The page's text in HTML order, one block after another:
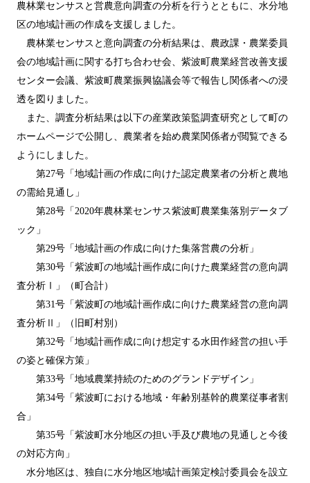
農林業センサスと営農意向調査の分析を行うとともに、水分地
区の地域計画の作成を支援しました。
農林業センサスと意向調査の分析結果は、農政課・農業委員
会の地域計画に関する打ち合わせ会、紫波町農業経営改善支援
センター会議、紫波町農業振興協議会等で報告し関係者への浸
透を図りました。
また、調査分析結果は以下の産業政策監調査研究として町の
ホームページで公開し、農業者を始め農業関係者が閲覧できる
ようにしました。
第27号「地域計画の作成に向けた認定農業者の分析と農地
の需給見通し」
第28号「2020年農林業センサス紫波町農業集落別データブ
ック」
第29号「地域計画の作成に向けた集落営農の分析」
第30号「紫波町の地域計画作成に向けた農業経営の意向調
査分析Ⅰ」（町合計）
第31号「紫波町の地域計画作成に向けた農業経営の意向調
査分析Ⅱ」（旧町村別）
第32号「地域計画作成に向け想定する水田作経営の担い手
の姿と確保方策」
第33号「地域農業持続のためのグランドデザイン」
第34号「紫波町における地域・年齢別基幹的農業従事者割
合」
第35号「紫波町水分地区の担い手及び農地の見通しと今後
の対応方向」
水分地区は、独自に水分地区地域計画策定検討委員会を設立